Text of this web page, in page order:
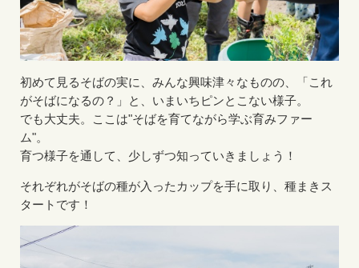
初めて見るそばの実に、みんな興味津々なものの、「これ
がそばになるの？」と、いまいちピンとこない様子。
でも大丈夫。ここは"そばを育てながら学ぶ育みファー
ム"。
育つ様子を通して、少しずつ知っていきましょう！
それぞれがそばの種が入ったカップを手に取り、種まきス
タートです！